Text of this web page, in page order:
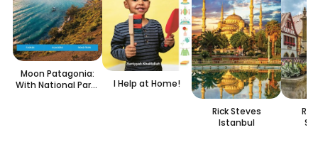
Moon Patagonia:
With National Parks
I Help at Home!
Rick Steves
Istanbul